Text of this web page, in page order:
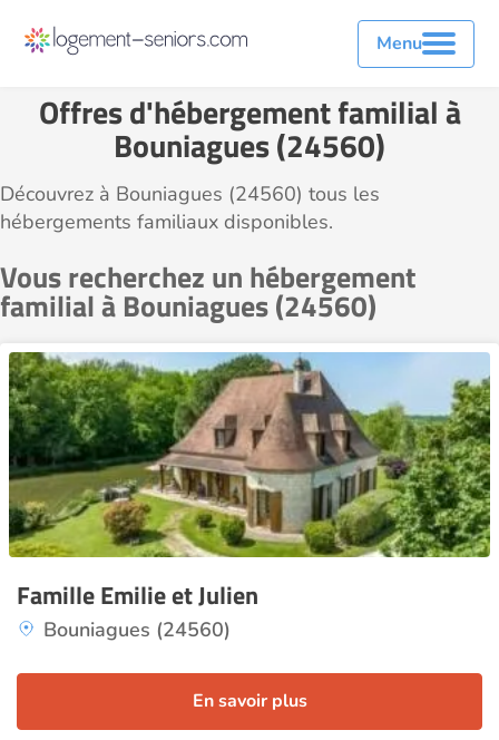
Menu
Offres d'hébergement familial à
Bouniagues (24560)
Découvrez à Bouniagues (24560) tous les
hébergements familiaux disponibles.
Vous recherchez un hébergement
familial à Bouniagues (24560)
Famille Emilie et Julien
Bouniagues (24560)
En savoir plus